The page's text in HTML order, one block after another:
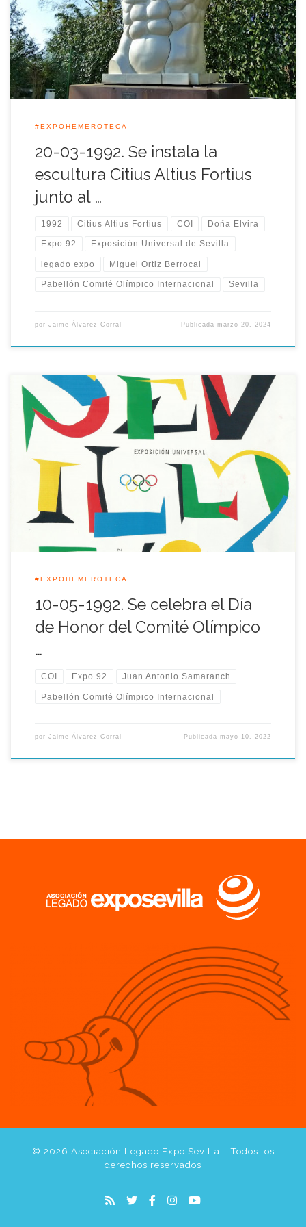
Miguel Ortiz Berrocal bautizó con este mismo nombre a la
escultura que desde el 20 de Marzo 1992, quedaría instalada
en la entrada del pabellón del COI durante […]
#EXPOHEMEROTECA
20-03-1992. Se instala la
escultura Citius Altius Fortius
junto al …
1992 Citius Altius Fortius COI Doña Elvira
Expo 92 Exposición Universal de Sevilla
legado expo Miguel Ortiz Berrocal
Pabellón Comité Olímpico Internacional Sevilla
por Jaime Álvarez Corral Publicadamarzo 20, 2024
Tanto el presidente del Comité Olímpico Español (COE), y
Comisario General del Pabellón, Carlos Ferret Salat, como el
presidente del Comité Olímpico Internacional, Juan Antonio
Samaranch, habían mostrado su apoyo a la Exposición
Universal de Sevilla reflejado en la construcción de un
pabellón, donde su principal objetivo fue, entre otras […]
#EXPOHEMEROTECA
10-05-1992. Se celebra el Día
de Honor del Comité Olímpico
…
COI Expo 92 Juan Antonio Samaranch
Pabellón Comité Olímpico Internacional
por Jaime Álvarez Corral Publicadamayo 10, 2022
© 2026 Asociación Legado Expo Sevilla – Todos los
derechos reservados